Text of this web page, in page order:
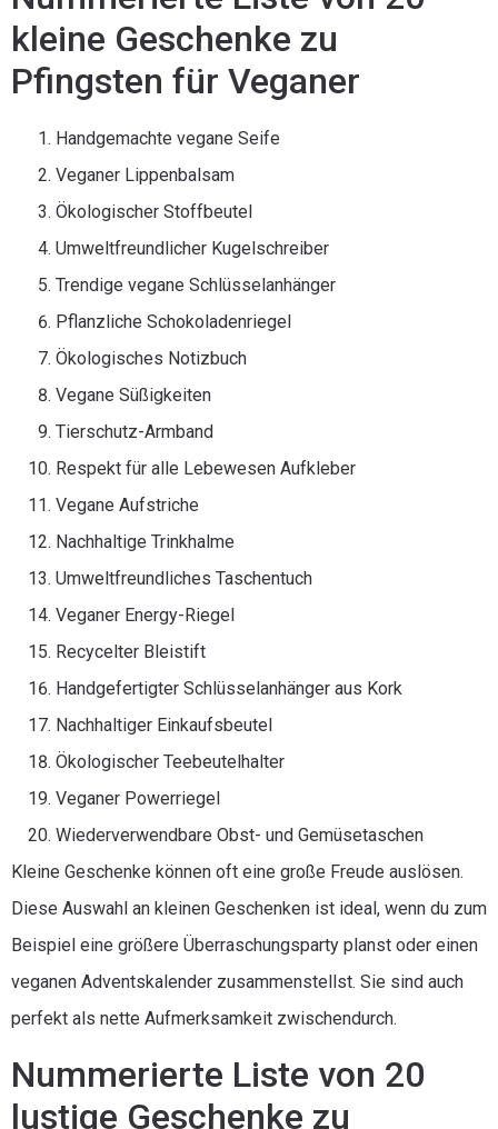
kleine Geschenke zu
Pfingsten für Veganer
Handgemachte vegane Seife
Veganer Lippenbalsam
Ökologischer Stoffbeutel
Umweltfreundlicher Kugelschreiber
Trendige vegane Schlüsselanhänger
Pflanzliche Schokoladenriegel
Ökologisches Notizbuch
Vegane Süßigkeiten
Tierschutz-Armband
Respekt für alle Lebewesen Aufkleber
Vegane Aufstriche
Nachhaltige Trinkhalme
Umweltfreundliches Taschentuch
Veganer Energy-Riegel
Recycelter Bleistift
Handgefertigter Schlüsselanhänger aus Kork
Nachhaltiger Einkaufsbeutel
Ökologischer Teebeutelhalter
Veganer Powerriegel
Wiederverwendbare Obst- und Gemüsetaschen
Kleine Geschenke können oft eine große Freude auslösen.
Diese Auswahl an kleinen Geschenken ist ideal, wenn du zum
Beispiel eine größere Überraschungsparty planst oder einen
veganen Adventskalender zusammenstellst. Sie sind auch
perfekt als nette Aufmerksamkeit zwischendurch.
Nummerierte Liste von 20
lustige Geschenke zu